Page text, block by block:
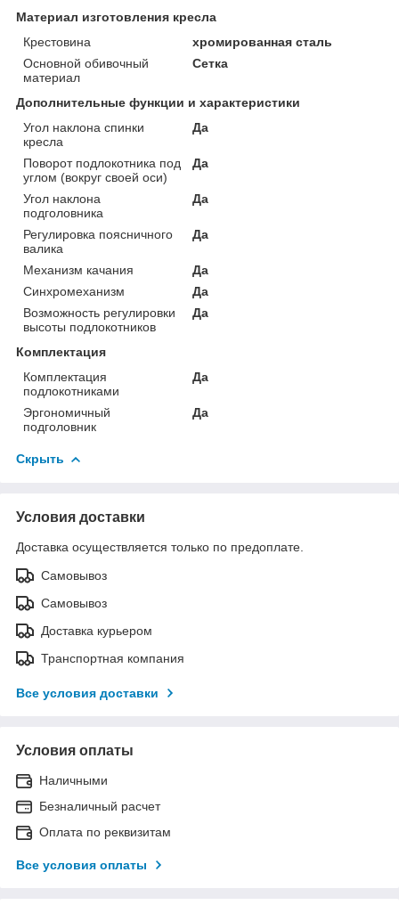
Материал изготовления кресла
Крестовина
хромированная сталь
Основной обивочный
материал
Сетка
Дополнительные функции и характеристики
Угол наклона спинки
кресла
Да
Поворот подлокотника под
углом (вокруг своей оси)
Да
Угол наклона
подголовника
Да
Регулировка поясничного
валика
Да
Механизм качания
Да
Синхромеханизм
Да
Возможность регулировки
высоты подлокотников
Да
Комплектация
Комплектация
подлокотниками
Да
Эргономичный
подголовник
Да
Скрыть
Условия доставки
Доставка осуществляется только по предоплате.
Самовывоз
Самовывоз
Доставка курьером
Транспортная компания
Все условия доставки
Условия оплаты
Наличными
Безналичный расчет
Оплата по реквизитам
Все условия оплаты